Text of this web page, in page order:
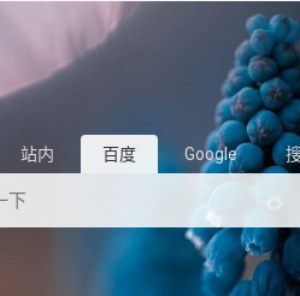
站内 百度 Google